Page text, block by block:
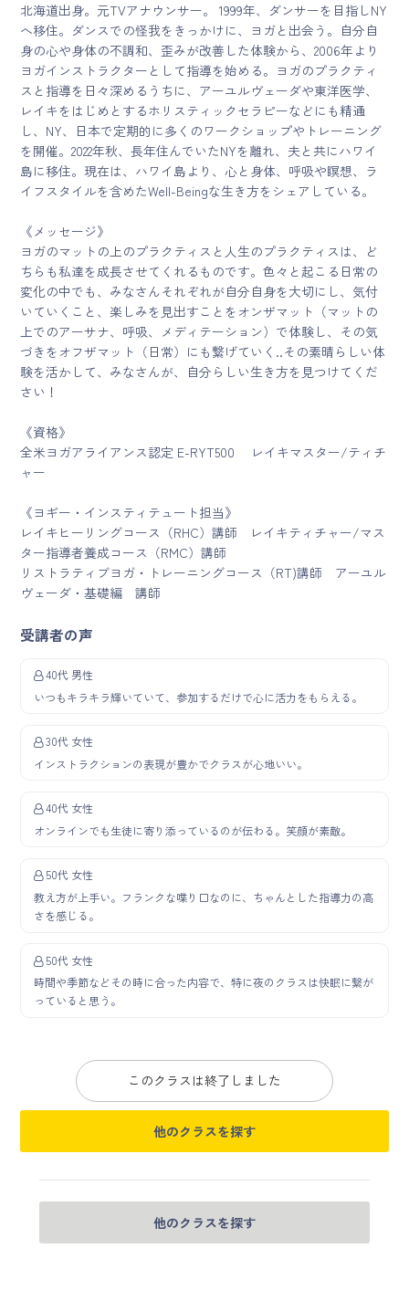
北海道出身。元TVアナウンサー。 1999年、ダンサーを目指しNY
へ移住。ダンスでの怪我をきっかけに、ヨガと出会う。自分自
身の心や身体の不調和、歪みが改善した体験から、2006年より
ヨガインストラクターとして指導を始める。ヨガのプラクティ
スと指導を日々深めるうちに、アーユルヴェーダや東洋医学、
レイキをはじめとするホリスティックセラピーなどにも精通
し、NY、日本で定期的に多くのワークショップやトレーニング
を開催。2022年秋、長年住んでいたNYを離れ、夫と共にハワイ
島に移住。現在は、ハワイ島より、心と身体、呼吸や瞑想、ラ
イフスタイルを含めたWell-Beingな生き方をシェアしている。
《メッセージ》
ヨガのマットの上のプラクティスと人生のプラクティスは、ど
ちらも私達を成長させてくれるものです。色々と起こる日常の
変化の中でも、みなさんそれぞれが自分自身を大切にし、気付
いていくこと、楽しみを見出すことをオンザマット（マットの
上でのアーサナ、呼吸、メディテーション）で体験し、その気
づきをオフザマット（日常）にも繋げていく..その素晴らしい体
験を活かして、みなさんが、自分らしい生き方を見つけてくだ
さい！
《資格》
全米ヨガアライアンス認定 E-RYT500 レイキマスター/ティチ
ャー
《ヨギー・インスティテュート担当》
レイキヒーリングコース（RHC）講師 レイキティチャー/マス
ター指導者養成コース（RMC）講師
リストラティブヨガ・トレーニングコース（RT)講師 アーユル
ヴェーダ・基礎編 講師
受講者の声
40代 男性
いつもキラキラ輝いていて、参加するだけで心に活力をもらえる。
30代 女性
インストラクションの表現が豊かでクラスが心地いい。
40代 女性
オンラインでも生徒に寄り添っているのが伝わる。笑顔が素敵。
50代 女性
教え方が上手い。フランクな喋り口なのに、ちゃんとした指導力の高
さを感じる。
50代 女性
時間や季節などその時に合った内容で、特に夜のクラスは快眠に繋が
っていると思う。
このクラスは終了しました
他のクラスを探す
他のクラスを探す